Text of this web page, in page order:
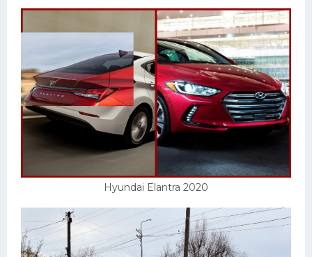
Hyundai Elantra 2020
Ситроен
Опель
Подводные лодки
Митсубиси
Самолеты